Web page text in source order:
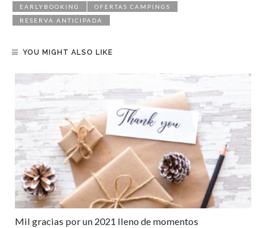
EARLYBOOKING
OFERTAS CAMPINGS
RESERVA ANTICIPADA
YOU MIGHT ALSO LIKE
Mil gracias por un 2021 lleno de momentos